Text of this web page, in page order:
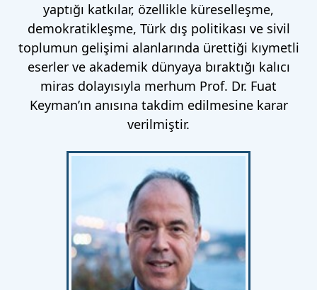
yaptığı katkılar, özellikle küreselleşme,
demokratikleşme, Türk dış politikası ve sivil
toplumun gelişimi alanlarında ürettiği kıymetli
eserler ve akademik dünyaya bıraktığı kalıcı
miras dolayısıyla merhum Prof. Dr. Fuat
Keyman’ın anısına takdim edilmesine karar
verilmiştir.